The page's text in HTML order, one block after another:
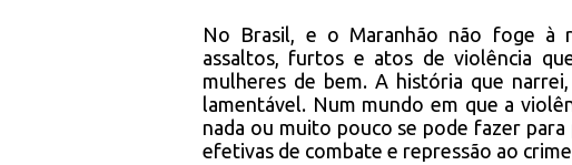
No Brasil, e o Maranhão não foge à
assaltos, furtos e atos de violência
mulheres de bem. A história que
lamentável. Num mundo em que a
nada ou muito pouco se pode fazer
efetivas de combate e repressão ao